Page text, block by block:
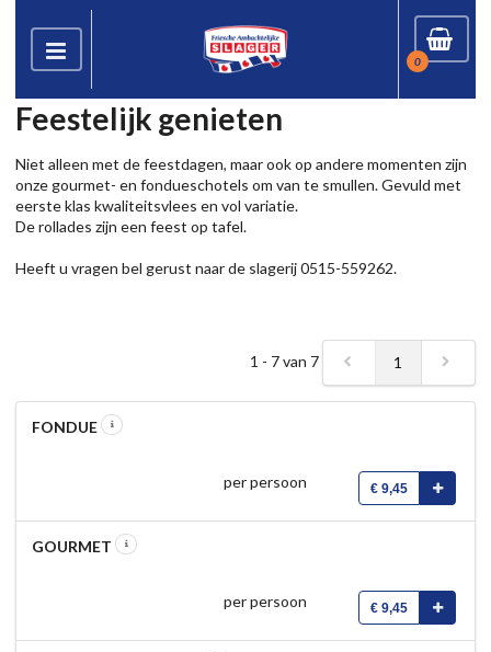
0
Feestelijk genieten
Niet alleen met de feestdagen, maar ook op andere momenten zijn
onze gourmet- en fondueschotels om van te smullen. Gevuld met
eerste klas kwaliteitsvlees en vol variatie.
De rollades zijn een feest op tafel.
Heeft u vragen bel gerust naar de slagerij 0515-559262.
1 - 7 van 7 1
FONDUE
per persoon € 9,45
GOURMET
per persoon € 9,45